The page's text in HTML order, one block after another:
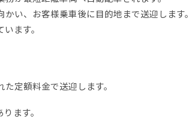
い、お客様乗車後に目的地まで送迎します。
ます。
定額料金で送迎します。
ます。